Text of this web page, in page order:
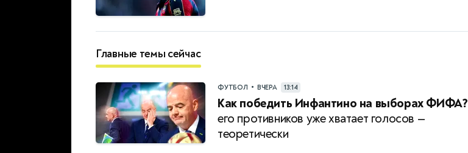
Главные темы сейчас
ФУТБОЛ • ВЧЕРА 13:14
Как победить Инфантино на выборах ФИФА?
его противников уже хватает голосов —
теоретически